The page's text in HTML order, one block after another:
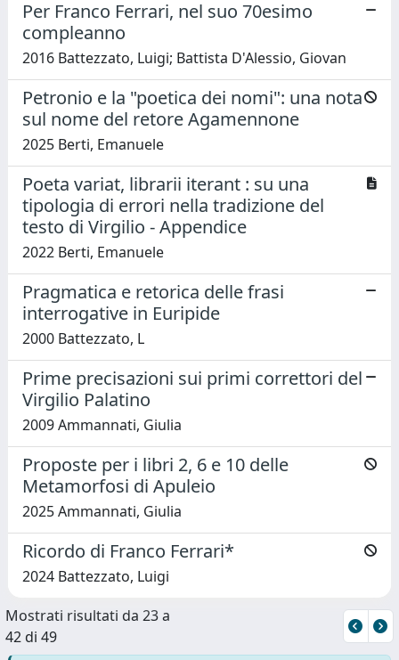
Per Franco Ferrari, nel suo 70esimo
compleanno
2016 Battezzato, Luigi; Battista D'Alessio, Giovan
Petronio e la "poetica dei nomi": una nota
sul nome del retore Agamennone
2025 Berti, Emanuele
Poeta variat, librarii iterant : su una
tipologia di errori nella tradizione del
testo di Virgilio - Appendice
2022 Berti, Emanuele
Pragmatica e retorica delle frasi
interrogative in Euripide
2000 Battezzato, L
Prime precisazioni sui primi correttori del
Virgilio Palatino
2009 Ammannati, Giulia
Proposte per i libri 2, 6 e 10 delle
Metamorfosi di Apuleio
2025 Ammannati, Giulia
Ricordo di Franco Ferrari*
2024 Battezzato, Luigi
Mostrati risultati da 23 a
42 di 49